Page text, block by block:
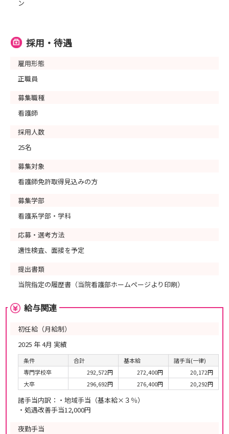
ン
採用・待遇
雇用形態
正職員
募集職種
看護師
採用人数
25名
募集対象
看護師免許取得見込みの方
募集学部
看護系学部・学科
応募・選考方法
適性検査、面接を予定
提出書類
当院指定の履歴書（当院看護部ホームページより印刷）
給与関連
初任給（月給制）
2025 年 4月 実績
条件 合計 基本給
諸手当(一律)
専門学校卒
292,572円 272,400円
20,172円
大卒
296,692円 276,400円 20,292円
諸手当内訳：・地域手当（基本給×３％）
・処遇改善手当12,000円
夜勤手当